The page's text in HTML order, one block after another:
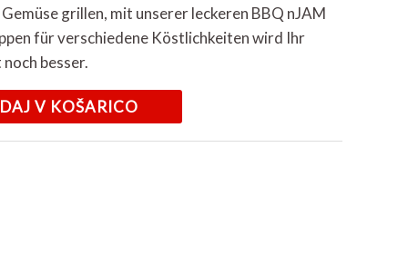
grillen, mit unserer leckeren BBQ nJAM
für verschiedene Köstlichkeiten wird Ihr
besser.
V KOŠARICO